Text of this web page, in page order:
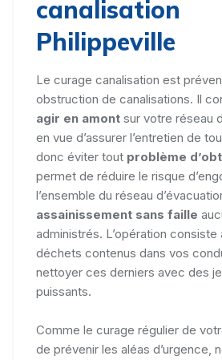
canalisation
Philippeville
Le curage canalisation est
obstruction de canalisations. Il
agir en amont sur votre réseau
en vue d’assurer l’entretien de
donc éviter tout problème
permet de réduire le risque
l’ensemble du réseau
assainissement sans faille
administrés. L’opération consiste
déchets contenus dans vos
nettoyer ces derniers avec des
puissants.
Comme le curage régulier de
de prévenir les aléas d’urgence,